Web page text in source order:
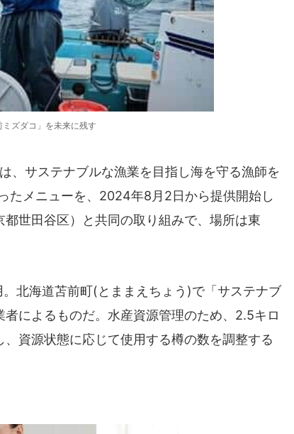
ミズダコ」を未来に残す
サステナブルな漁業を目指し海を守る漁師を
たメニューを、2024年8月2日から提供開始し
世田谷区）と共同の取り組みで、場所は東
北海道苫前町(とままえちょう)で「サステナブ
によるものだ。水産資源管理のため、2.5キロ
資源状態に応じて使用する樽の数を調整する